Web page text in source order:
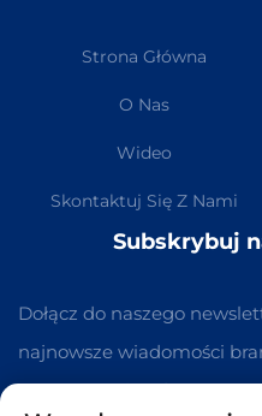
Strona Główna
O Nas
Wideo
Skontaktuj Się Z Nami
Subskrybuj
Dołącz do naszego
najnowsze wiadomości
spostrzeżenia od naszego